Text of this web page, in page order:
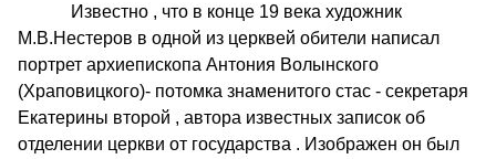
Известно , что в конце 19 века художник
М.В.Нестеров в одной из церквей обители написал
портрет архиепископа Антония Волынского
(Храповицкого)- потомка знаменитого стас - секретаря
Екатерины второй , автора известных записок об
отделении церкви от государства . Изображен он был